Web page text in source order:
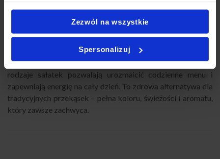
Zezwól na wszystkie
Spersonalizuj
ZDROWIE I SMAK NA WYCIĄGNIĘCIE RĘKI
to idealna propozycja dla osób, które
chcą jeść lekko, a jednocześnie cieszyć się smakiem. Cztery
rodzaje sałatek pozwalają urozmaicić codzienne menu i
zapewniają energię na cały dzień. To zdrowa alternatywa dla
tradycyjnych przekąsek – pełna koloru, świeżości i aromatu,
który zawsze zachwyca.